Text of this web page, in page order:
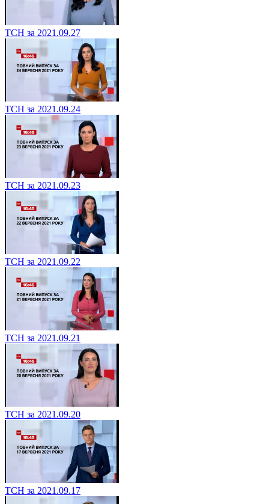
ТСН за 2021.09.27
ТСН за 2021.09.24
ТСН за 2021.09.23
ТСН за 2021.09.22
ТСН за 2021.09.21
ТСН за 2021.09.20
ТСН за 2021.09.17